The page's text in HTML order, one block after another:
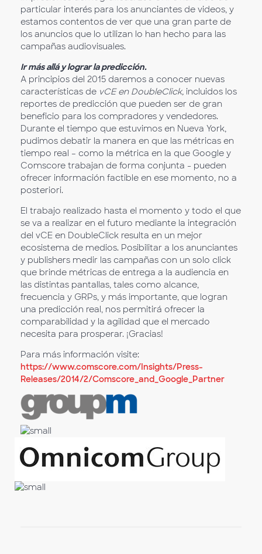
particular interés para los anunciantes de videos, y
estamos contentos de ver que una gran parte de
los anuncios que lo utilizan lo han hecho para las
campañas audiovisuales.
Ir más allá y lograr la predicción.
A principios del 2015 daremos a conocer nuevas
características de vCE en DoubleClick, incluidos los
reportes de predicción que pueden ser de gran
beneficio para los compradores y vendedores.
Durante el tiempo que estuvimos en Nueva York,
pudimos debatir la manera en que las métricas en
tiempo real – como la métrica en la que Google y
Comscore trabajan de forma conjunta - pueden
ofrecer información factible en ese momento, no a
posteriori.
El trabajo realizado hasta el momento y todo el que
se va a realizar en el futuro mediante la integración
del vCE en DoubleClick resulta en un mejor
ecosistema de medios. Posibilitar a los anunciantes
y publishers medir las campañas con un solo click
que brinde métricas de entrega a la audiencia en
las distintas pantallas, tales como alcance,
frecuencia y GRPs, y más importante, que logran
una predicción real, nos permitirá ofrecer la
comparabilidad y la agilidad que el mercado
necesita para prosperar. ¡Gracias!
Para más información visite:
https://www.comscore.com/Insights/Press-
Releases/2014/2/Comscore_and_Google_Partner